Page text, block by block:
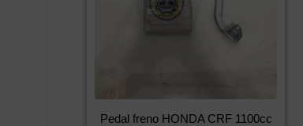
Pedal freno HONDA CRF 1100cc